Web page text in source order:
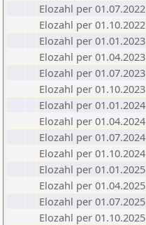
Elozahl per 01.07.2022
Elozahl per 01.10.2022
Elozahl per 01.01.2023
Elozahl per 01.04.2023
Elozahl per 01.07.2023
Elozahl per 01.10.2023
Elozahl per 01.01.2024
Elozahl per 01.04.2024
Elozahl per 01.07.2024
Elozahl per 01.10.2024
Elozahl per 01.01.2025
Elozahl per 01.04.2025
Elozahl per 01.07.2025
Elozahl per 01.10.2025